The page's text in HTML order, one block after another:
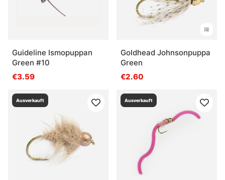
Guideline Ismopuppan
Green #10
€3.59
Goldhead Johnsonpuppa
Green
€2.60
Ausverkauft Ausverkauft